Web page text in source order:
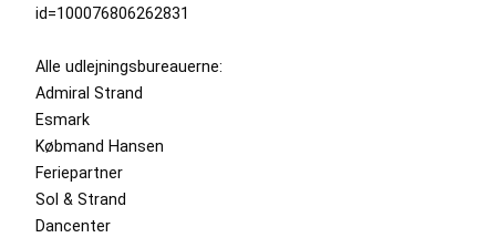
id=100076806262831
Alle udlejningsbureauerne:
Admiral Strand
Esmark
Købmand Hansen
Feriepartner
Sol & Strand
Dancenter